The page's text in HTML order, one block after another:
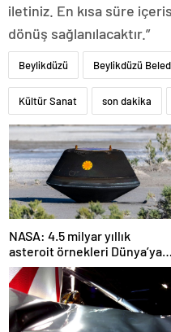
iletiniz. En kısa süre
dönüş sağlanılacaktır.”
Beylikdüzü Beylikdüzü
Kültür Sanat son dakika
NASA: 4.5 milyar yıllık
asteroit örnekleri Dünya’ya
getirildi; yaşamın
başlangıcına ışık tutabilir